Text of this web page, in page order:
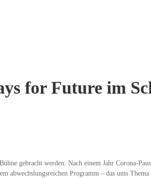
for Future im
gebracht werden. Nach einem Jahr Corona-
abwechslungsreichen Programm – das ums